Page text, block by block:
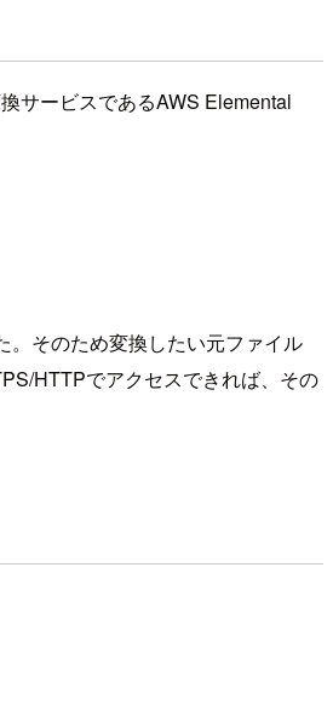
サービスであるAWS Elemental
。そのため変換したい元ファイル
HTTPでアクセスできれば、その